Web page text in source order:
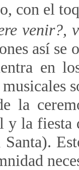
con el
venir?,
así se
en
la
y la fiesta
Santa).